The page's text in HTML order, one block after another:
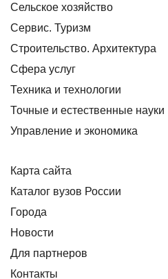
Сельское хозяйство
Сервис. Туризм
Строительство. Архитектура
Сфера услуг
Техника и технологии
Точные и естественные науки
Управление и экономика
Карта сайта
Каталог вузов России
Города
Новости
Для партнеров
Контакты